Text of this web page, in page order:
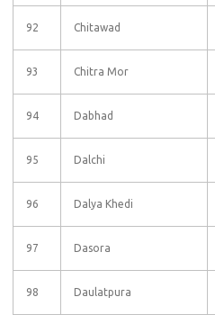
92 Chitawad
93 Chitra Mor
94 Dabhad
95 Dalchi
96 Dalya Khedi
97 Dasora
98 Daulatpura